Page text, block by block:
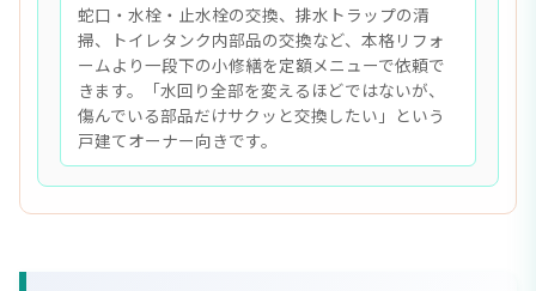
蛇口・水栓・止水栓の交換、排水トラップの清
掃、トイレタンク内部品の交換など、本格リフォ
ームより一段下の小修繕を定額メニューで依頼で
きます。「水回り全部を変えるほどではないが、
傷んでいる部品だけサクッと交換したい」という
戸建てオーナー向きです。